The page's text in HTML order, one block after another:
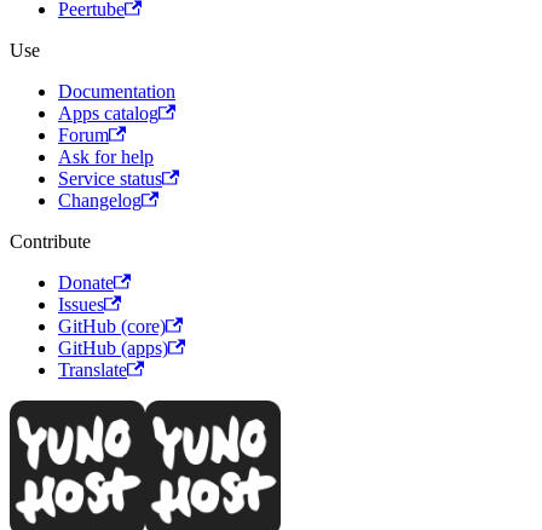
Peertube
Use
Documentation
Apps catalog
Forum
Ask for help
Service status
Changelog
Contribute
Donate
Issues
GitHub (core)
GitHub (apps)
Translate